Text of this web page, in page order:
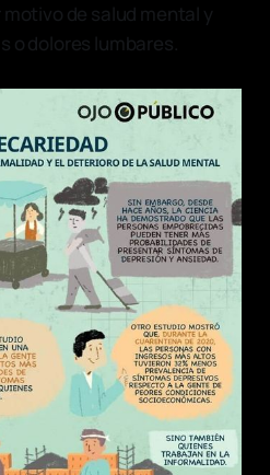
de salud mental y
o dolores lumbares.